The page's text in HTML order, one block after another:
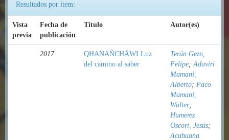
Resultados por ítem:
Vista
previa
Fecha de
publicación
Título Autor(es)
2017
QHANAÑCHÄWI Luz
del camino al saber
Terán Gezn,
Felipe;Aduviri
Mamani,
Alberto; Paco
Mamani,
Walter;
Humerez
Oscori, Jesús;
Acahuana